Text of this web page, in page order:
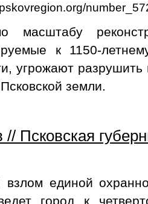
масштабу
к 1150-
угрожают
земли.
// Псковская
взлом единой
город к